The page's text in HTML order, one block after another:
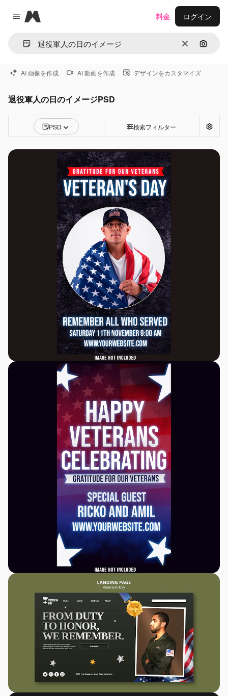
Close menu
Magnific
消去 画像で
料金 ログイン
AI 画像を作成 AI 動画を作成 デザインをカスタマイズ
退役軍人の日のイメージPSD
PSD 検索フィルター